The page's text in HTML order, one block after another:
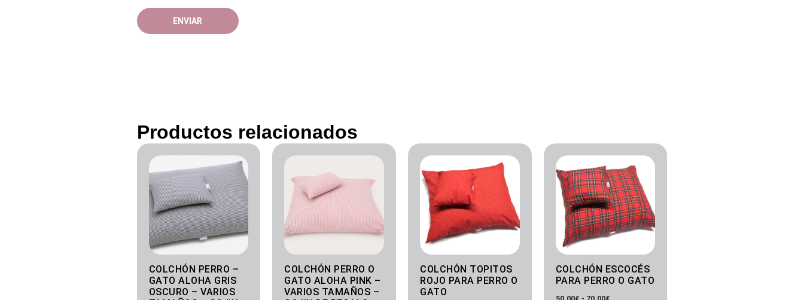
Productos relacionados
COLCHÓN PERRO –
GATO ALOHA GRIS
OSCURO – VARIOS
de
precios:
desde
50.00€
hasta
70.00€
COLCHÓN PERRO O
GATO ALOHA PINK –
VARIOS TAMAÑOS –
de
50.00€
hasta
70.00€
COLCHÓN TOPITOS
ROJO PARA PERRO O
GATO
de
precios:
desde
50.00€
hasta
70.00€
COLCHÓN ESCOCÉS
PARA PERRO O GATO
de
precios:
desde
50.00€
hasta
70.00€